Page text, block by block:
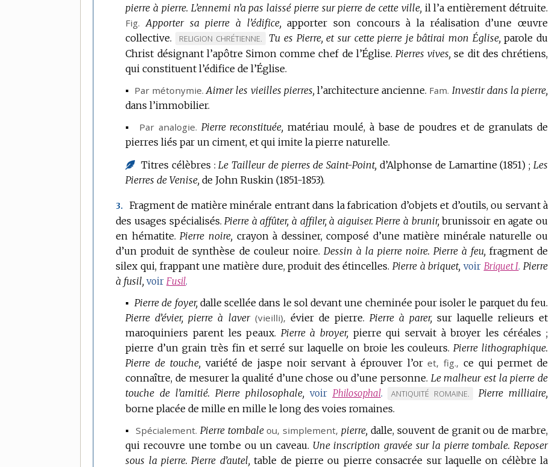
pierre à pierre. L’ennemi n’a pas laissé pierre sur pierre de cette ville, il l’a entièrement détruite.
Fig. Apporter sa pierre à l’édifice, apporter son concours à la réalisation d’une œuvre
collective.
MARQUE
DE
DOMAINE
RELIGION CHRÉTIENNE. Tu es Pierre, et sur cette pierre je bâtirai mon Église, parole du
Christ désignant l’apôtre Simon comme chef de l’Église. Pierres vives, se dit des chrétiens,
qui constituent l’édifice de l’Église.
▪ Par métonymie. Aimer les vieilles pierres, l’architecture ancienne. Fam. Investir dans la pierre,
dans l’immobilier.
▪ Par analogie. Pierre reconstituée, matériau moulé, à base de poudres et de granulats de
pierres liés par un ciment, et qui imite la pierre naturelle.
Titres célèbres :Le Tailleur de pierres de Saint-Point, d’Alphonse de Lamartine (1851) ;Les
Pierres de Venise, de John Ruskin (1851-1853).
3.
Fragment de matière minérale entrant dans la fabrication d’objets et d’outils, ou servant à
des usages spécialisés. Pierre à affûter, à affiler, à aiguiser. Pierre à brunir, brunissoir en agate ou
en hématite. Pierre noire, crayon à dessiner, composé d’une matière minérale naturelle ou
d’un produit de synthèse de couleur noire. Dessin à la pierre noire. Pierre à feu, fragment de
silex qui, frappant une matière dure, produit des étincelles. Pierre à briquet, voir Briquet I. Pierre
à fusil, voirFusil.
▪Pierre de foyer, dalle scellée dans le sol devant une cheminée pour isoler le parquet du feu.
Pierre d’évier, pierre à laver (vieilli), évier de pierre. Pierre à parer, sur laquelle relieurs et
maroquiniers parent les peaux. Pierre à broyer, pierre qui servait à broyer les céréales ;
pierre d’un grain très fin et serré sur laquelle on broie les couleurs. Pierre lithographique.
Pierre de touche, variété de jaspe noir servant à éprouver l’oret,fig., ce qui permet de
connaître, de mesurer la qualité d’une chose ou d’une personne. Le malheur est la pierre de
touche de l’amitié. Pierre philosophale, voir Philosophal.
MARQUE
DE
:
ANTIQUITÉ ROMAINE.
Pierre milliaire,
borne placée de mille en mille le long des voies romaines.
▪ Spécialement. Pierre tombaleou, simplement, pierre, dalle, souvent de granit ou de marbre,
qui recouvre une tombe ou un caveau. Une inscription gravée sur la pierre tombale. Reposer
sous la pierre. Pierre d’autel, table de pierre ou pierre consacrée sur laquelle on célèbre la